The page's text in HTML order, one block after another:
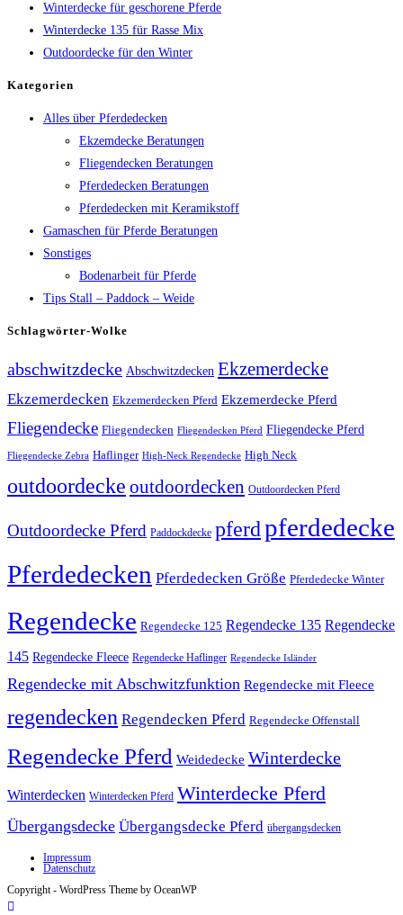
Winterdecke für geschorene Pferde
Winterdecke 135 für Rasse Mix
Outdoordecke für den Winter
Kategorien
Alles über Pferdedecken
Ekzemdecke Beratungen
Fliegendecken Beratungen
Pferdedecken Beratungen
Pferdedecken mit Keramikstoff
Gamaschen für Pferde Beratungen
Sonstiges
Bodenarbeit für Pferde
Tips Stall – Paddock – Weide
Schlagwörter-Wolke
abschwitzdecke Abschwitzdecken Ekzemerdecke
Ekzemerdecken Ekzemerdecken Pferd Ekzemerdecke Pferd
Fliegendecke Fliegendecken Fliegendecken Pferd Fliegendecke Pferd
Fliegendecke Zebra Haflinger High-Neck Regendecke High Neck
outdoordecke outdoordecken Outdoordecken Pferd
Outdoordecke Pferd Paddockdecke pferdpferdedecke
Pferdedecken Pferdedecken Größe Pferdedecke Winter
Regendecke Regendecke 125 Regendecke 135 Regendecke
145 Regendecke Fleece Regendecke Haflinger Regendecke Isländer
Regendecke mit Abschwitzfunktion Regendecke mit Fleece
regendecken Regendecken Pferd Regendecke Offenstall
Regendecke Pferd Weidedecke Winterdecke
Winterdecken Winterdecken Pferd Winterdecke Pferd
Übergangsdecke Übergangsdecke Pferd übergangsdecken
Impressum
Datenschutz
Copyright - WordPress Theme by OceanWP